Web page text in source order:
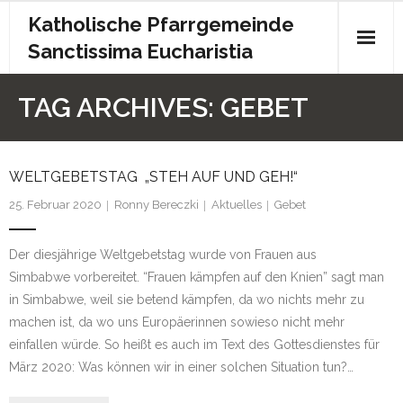
Katholische Pfarrgemeinde
Sanctissima Eucharistia
Kontakt
Archiv
Kita
Chronik
TAG ARCHIVES: GEBET
WELTGEBETSTAG „STEH AUF UND GEH!“
25. Februar 2020 Ronny Bereczki Aktuelles Gebet
Der diesjährige Weltgebetstag wurde von Frauen aus
Simbabwe vorbereitet. “Frauen kämpfen auf den Knien” sagt man
in Simbabwe, weil sie betend kämpfen, da wo nichts mehr zu
machen ist, da wo uns Europäerinnen sowieso nicht mehr
einfallen würde. So heißt es auch im Text des Gottesdienstes für
März 2020: Was können wir in einer solchen Situation tun?…